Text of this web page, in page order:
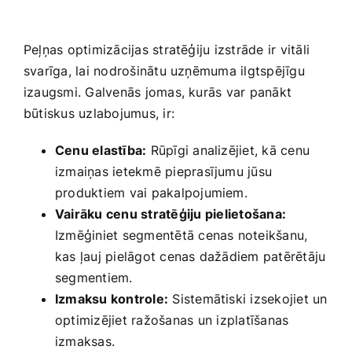
Peļņas optimizācijas stratēģiju izstrāde ir vitāli
svarīga, lai nodrošinātu uzņēmuma ilgtspējīgu
izaugsmi. Galvenās jomas, kurās var panākt
būtiskus uzlabojumus, ir:
Cenu elastība: Rūpīgi analizējiet, kā cenu
izmaiņas ietekmē pieprasījumu jūsu
produktiem vai pakalpojumiem.
Vairāku cenu stratēģiju ⁤pielietošana:
Izmēģiniet segmentētā cenas noteikšanu,
kas ļauj pielāgot cenas dažādiem patērētāju⁣
segmentiem.
Izmaksu kontrole: Sistemātiski izsekojiet un
optimizējiet ražošanas un ⁢izplatīšanas
izmaksas.